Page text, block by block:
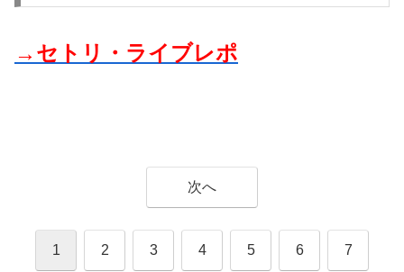
→セトリ・ライブレポ
次へ
1 2 3 4 5 6 7